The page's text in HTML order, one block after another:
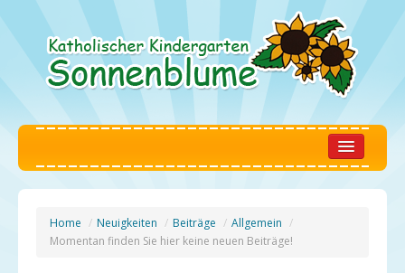
Start
Neuigkeiten
Home / Neuigkeiten / Beiträge / Allgemein /
Momentan finden Sie hier keine neuen Beiträge!